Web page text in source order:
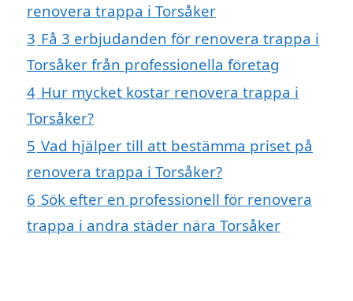
renovera trappa i Torsåker
3 Få 3 erbjudanden för renovera trappa i
Torsåker från professionella företag
4 Hur mycket kostar renovera trappa i
Torsåker?
5 Vad hjälper till att bestämma priset på
renovera trappa i Torsåker?
6 Sök efter en professionell för renovera
trappa i andra städer nära Torsåker